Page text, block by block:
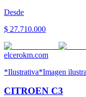
Desde
$ 27.710.000
elcerokm.com
*Ilustrativa*Imagen
CITROEN C3